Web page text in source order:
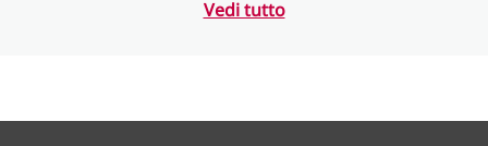
Vedi tutto